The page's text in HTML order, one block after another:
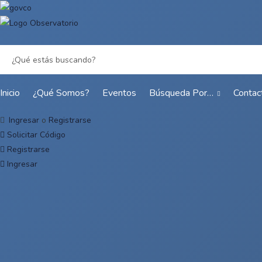
Inicio ¿Qué Somos? Eventos Búsqueda Por…
Ingresar o Registrarse
Solicitar Código
Registrarse
Ingresar